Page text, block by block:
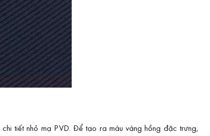
tiết nhỏ mạ PVD. Để tạo ra màu vàng hồng đặc trưng,